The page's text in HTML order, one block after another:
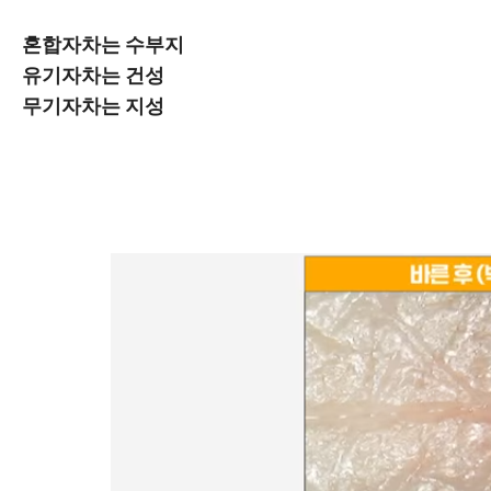
혼합자차는 수부지
유기자차는 건성
무기자차는 지성